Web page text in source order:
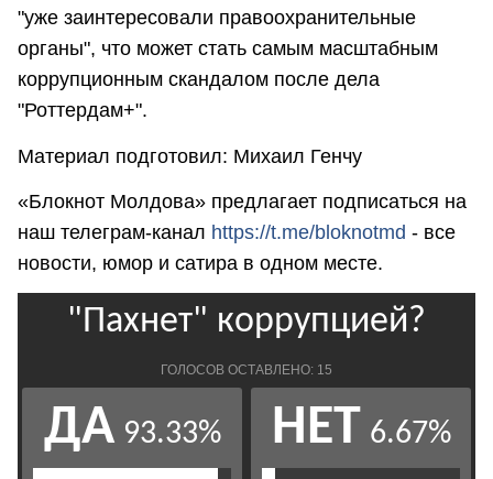
"уже заинтересовали правоохранительные
органы", что может стать самым масштабным
коррупционным скандалом после дела
"Роттердам+".
Материал подготовил: Михаил Генчу
«Блокнот Молдова» предлагает подписаться на
наш телеграм-канал https://t.me/bloknotmd - все
новости, юмор и сатира в одном месте.